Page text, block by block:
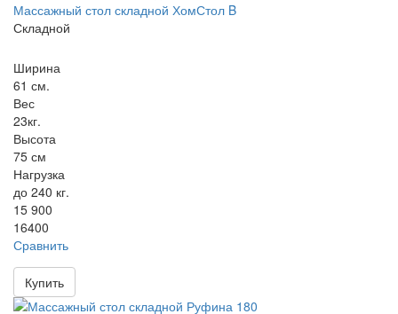
Массажный стол складной ХомСтол B
Складной
Ширина
61 см.
Вес
23кг.
Высота
75 см
Нагрузка
до 240 кг.
15 900
16400
Сравнить
Купить